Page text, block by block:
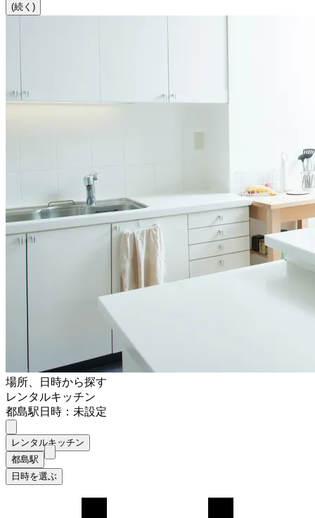
(続く)
場所、日時から探す
レンタルキッチン
都島駅日時：未設定
レンタルキッチン
都島駅
日時を選ぶ